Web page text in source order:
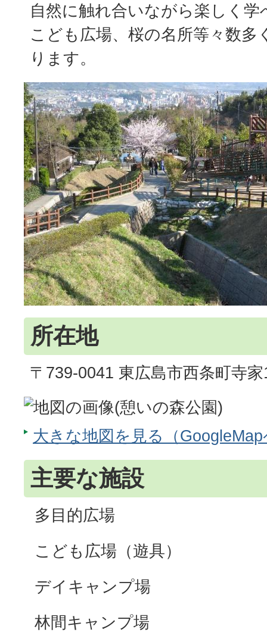
自然に触れ合いながら楽しく学
こども広場、桜の名所等々数多
ります。
所在地
〒739-0041 東広島市西条町寺
大きな地図を見る（
主要な施設
多目的広場
こども広場（遊具）
デイキャンプ場
林間キャンプ場